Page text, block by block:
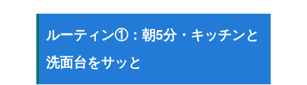
ルーティン①：朝5分・キッチンと
洗面台をサッと